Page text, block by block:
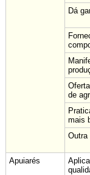
Dá
de
mais
Outra
Apuiarés